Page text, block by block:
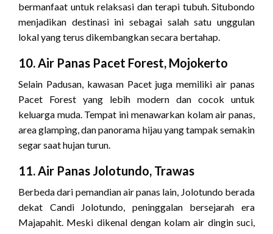
bermanfaat untuk relaksasi dan terapi tubuh. Situbondo
menjadikan destinasi ini sebagai salah satu unggulan
lokal yang terus dikembangkan secara bertahap.
10. Air Panas Pacet Forest, Mojokerto
Selain Padusan, kawasan Pacet juga memiliki air panas
Pacet Forest yang lebih modern dan cocok untuk
keluarga muda. Tempat ini menawarkan kolam air panas,
area glamping, dan panorama hijau yang tampak semakin
segar saat hujan turun.
11. Air Panas Jolotundo, Trawas
Berbeda dari pemandian air panas lain, Jolotundo berada
dekat Candi Jolotundo, peninggalan bersejarah era
Majapahit. Meski dikenal dengan kolam air dingin suci,